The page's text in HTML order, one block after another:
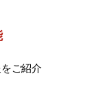
ご紹介